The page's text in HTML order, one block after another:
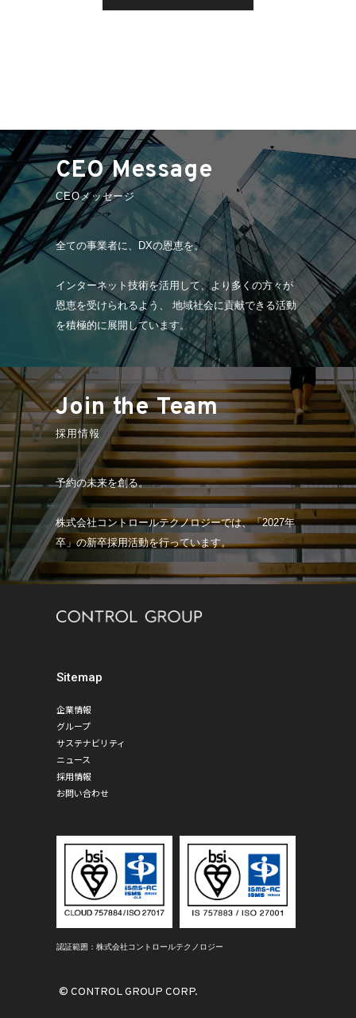
CEO Message
CEOメッセージ
全ての事業者に、DXの恩恵を。
インターネット技術を活用して、より多くの方々が
恩恵を受けられるよう、 地域社会に貢献できる活動
を積極的に展開しています。
Join the Team
採用情報
予約の未来を創る。
株式会社コントロールテクノロジーでは、「2027年
卒」の新卒採用活動を行っています。
認証範囲：株式会社コントロールテクノロジー
Sitemap
企業情報
グループ
サステナビリティ
ニュース
採用情報
お問い合わせ
©︎ CONTROL GROUP CORP.